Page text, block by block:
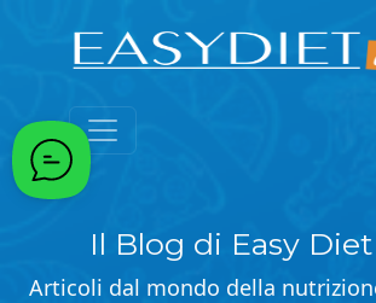
Il Blog di Easy
Articoli dal mondo della